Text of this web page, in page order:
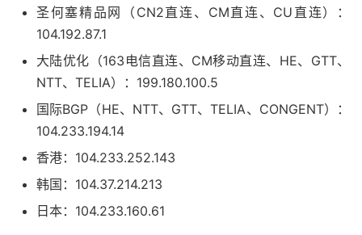
圣何塞精品网（CN2直连、CM直连、CU直连）：
104.192.87.1
大陆优化（163电信直连、CM移动直连、HE、GTT、
NTT、TELIA）：199.180.100.5
国际BGP（HE、NTT、GTT、TELIA、CONGENT）：
104.233.194.14
香港：104.233.252.143
韩国：104.37.214.213
日本：104.233.160.61